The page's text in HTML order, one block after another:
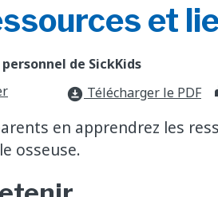
et
de SickKids
download_for_offline Télécharger le PDF
en apprendrez les
osseuse.